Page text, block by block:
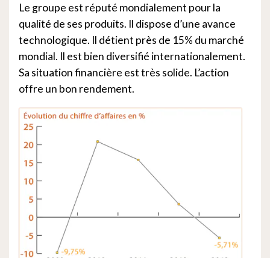
Le groupe est réputé mondialement pour la
qualité de ses produits. Il dispose d’une avance
technologique. Il détient près de 15% du marché
mondial. Il est bien diversifié internationalement.
Sa situation financière est très solide. L’action
offre un bon rendement.